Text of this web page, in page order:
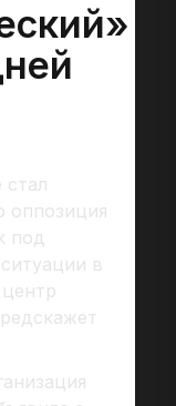
оппозиция
под
в